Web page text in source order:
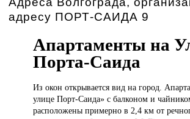
адресу ПОРТ-САИДА 9
Апартаменты на
Порта-Саида
Из оконоткрывается вид на город.
улице Порт-Саида» с балконом и
расположены примерно в 2,4 км от